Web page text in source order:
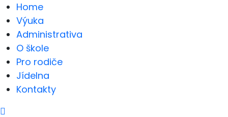
Home
Výuka
Administrativa
O škole
Pro rodiče
Jídelna
Kontakty